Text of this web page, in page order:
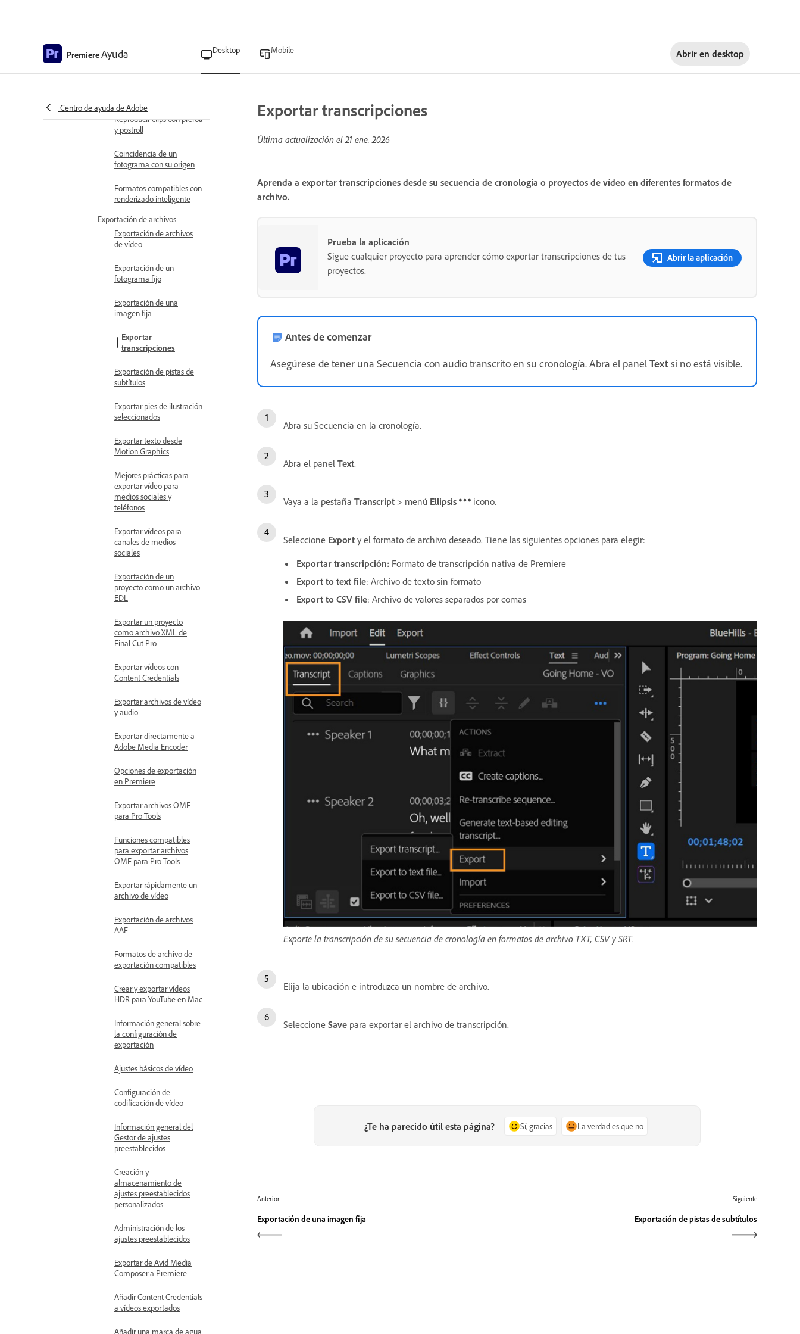
PremiereAyuda Desktop Mobile Abrir en desktop
Centro de ayuda de Adobe
activa en el Monitor de
programa
Reproducir clips con preroll
y postroll
Coincidencia de un
fotograma con su origen
Formatos compatibles con
renderizado inteligente
Exportación de archivos
Exportación de archivos
de vídeo
Exportación de un
fotograma fijo
Exportación de una
imagen fija
Exportar
transcripciones
Exportación de pistas de
subtítulos
Exportar pies de ilustración
seleccionados
Exportar texto desde
Motion Graphics
Mejores prácticas para
exportar vídeo para
medios sociales y
teléfonos
Exportar vídeos para
canales de medios
sociales
Exportación de un
proyecto como un archivo
EDL
Exportar un proyecto
como archivo XML de
Final Cut Pro
Exportar vídeos con
Content Credentials
Exportar archivos de vídeo
y audio
Exportar directamente a
Adobe Media Encoder
Opciones de exportación
en Premiere
Exportar archivos OMF
para Pro Tools
Funciones compatibles
para exportar archivos
OMF para Pro Tools
Exportar rápidamente un
archivo de vídeo
Exportación de archivos
AAF
Formatos de archivo de
exportación compatibles
Crear y exportar vídeos
HDR para YouTube en Mac
Información general sobre
la configuración de
exportación
Ajustes básicos de vídeo
Configuración de
codificación de vídeo
Información general del
Gestor de ajustes
preestablecidos
Creación y
almacenamiento de
ajustes preestablecidos
personalizados
Administración de los
ajustes preestablecidos
Exportar de Avid Media
Composer a Premiere
Añadir Content Credentials
a vídeos exportados
Añadir una marca de agua
Exportar transcripciones
Última actualización el21 ene. 2026
Aprenda a exportar transcripciones desde su secuencia de cronología o proyectos de vídeo en diferentes formatos de
archivo.
Prueba la aplicación
Sigue cualquier proyecto para aprender cómo exportar transcripciones de tus
proyectos.
Abrir la aplicación
Antes de comenzar
Asegúrese de tener una Secuencia con audio transcrito en su cronología. Abra el panelTextsi no está visible.
Abra su Secuencia en la cronología.
Abra el panel Text.
Vaya a la pestaña Transcript > menú Ellipsis icono.
Seleccione Export y el formato de archivo deseado. Tiene las siguientes opciones para elegir:
Exportar transcripción: Formato de transcripción nativa de Premiere
Export to text file: Archivo de texto sin formato
Export to CSV file: Archivo de valores separados por comas
Exporte la transcripción de su secuencia de cronología en formatos de archivo TXT, CSV y SRT.
Elija la ubicación e introduzca un nombre de archivo.
Seleccione Save para exportar el archivo de transcripción.
¿Te ha parecido útil esta página? Sí, gracias La verdad es que no
Anterior
Exportación de una imagen fija
Siguiente
Exportación de pistas de subtítulos